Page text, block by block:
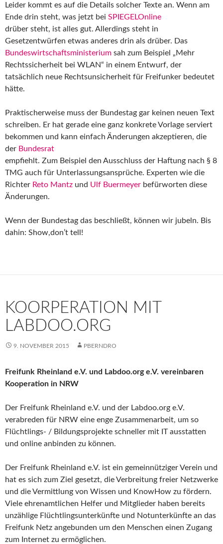
Leider kommt es auf die Details solcher Texte an. Wenn am
Ende drin steht, was jetzt bei SPIEGELOnline
drüber steht, ist alles gut. Allerdings steht in
Gesetzentwürfen etwas anderes drin als drüber. Das
Bundeswirtschaftsministerium sah zum Beispiel „Mehr
Rechtssicherheit bei WLAN“ in einem Entwurf, der
tatsächlich neue Rechtsunsicherheit für Freifunker bedeutet
hätte.
Praktischerweise muss der Bundestag gar keinen neuen Text
schreiben. Er hat gerade eine ganz konkrete Vorlage serviert
bekommen und kann einfach Änderungen akzeptieren, die
der Bundesrat
empfiehlt. Zum Beispiel den Ausschluss der Haftung nach § 8
TMG auch für Unterlassungsansprüche. Experten wie die
Richter Reto Mantz und Ulf Buermeyer befürworten diese
Änderungen.
Wenn der Bundestag das beschließt, können wir jubeln. Bis
dahin: Show,don’t tell!
KOORPERATION MIT
LABDOO.ORG
9. NOVEMBER 2015 PBERNDRO
Freifunk Rheinland e.V. und Labdoo.org e.V. vereinbaren
Kooperation in NRW
Der Freifunk Rheinland e.V. und der Labdoo.org e.V.
verabreden für NRW eine enge Zusammenarbeit, um so
Flüchtlings- / Bildungsprojekte schneller mit IT ausstatten
und online anbinden zu können.
Der Freifunk Rheinland e.V. ist ein gemeinnütziger Verein und
hat es sich zum Ziel gesetzt, die Verbreitung freier Netzwerke
und die Vermittlung von Wissen und KnowHow zu fördern.
Viele ehrenamtlichen Helfer und Mitglieder haben bereits
unzählige Flüchtlingsunterkünfte und Notunterkünfte an das
Freifunk Netz angebunden um den Menschen einen Zugang
zum Internet zu ermöglichen.